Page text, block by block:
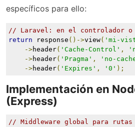
específicos para ello:
// Laravel: en el controlador o
return response ()->view( 'mi-
->header( 'Cache-Control' ,
->header( 'Pragma' , 'no-
->header( 'Expires' , '0' );
Implementación en
(Express)
// Middleware global para rutas